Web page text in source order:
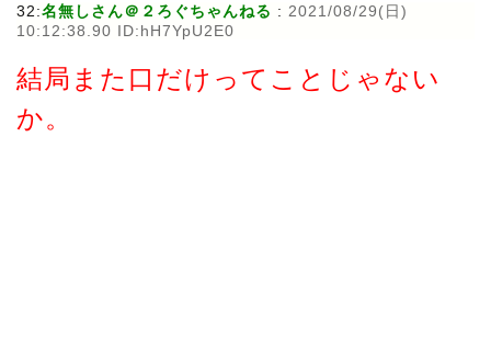
32:名無しさん＠２ろぐちゃんねる : 2021/08/29(日)
10:12:38.90 ID:hH7YpU2E0
結局また口だけってことじゃない
か。